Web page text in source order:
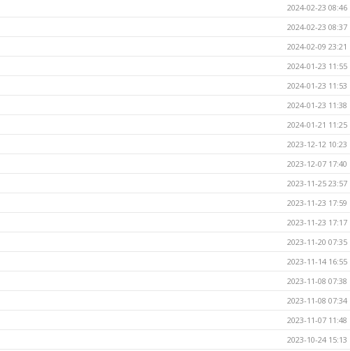
2024-02-23 08:46
2024-02-23 08:37
2024-02-09 23:21
2024-01-23 11:55
2024-01-23 11:53
2024-01-23 11:38
2024-01-21 11:25
2023-12-12 10:23
2023-12-07 17:40
2023-11-25 23:57
2023-11-23 17:59
2023-11-23 17:17
2023-11-20 07:35
2023-11-14 16:55
2023-11-08 07:38
2023-11-08 07:34
2023-11-07 11:48
2023-10-24 15:13